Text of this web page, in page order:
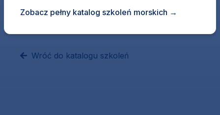
Zobacz pełny katalog szkoleń morskich →
Wróć do katalogu szkoleń